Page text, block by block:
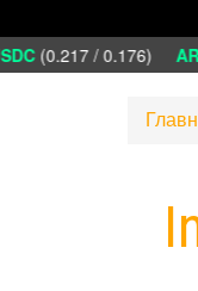
(0.217 / 0.176)